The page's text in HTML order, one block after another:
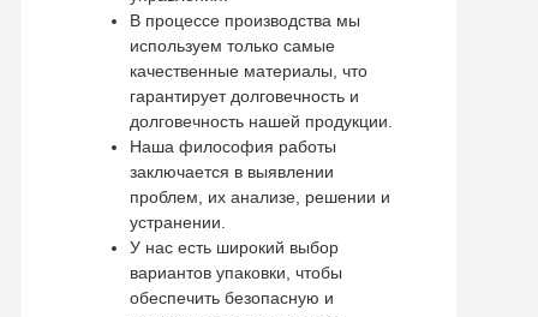
В процессе производства мы
используем только самые
качественные материалы, что
гарантирует долговечность и
долговечность нашей продукции.
Наша философия работы
заключается в выявлении
проблем, их анализе, решении и
устранении.
У нас есть широкий выбор
вариантов упаковки, чтобы
обеспечить безопасную и